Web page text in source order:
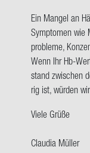
Sprün­
ken
Ein Man­gel an
Sym­pto­men wie
pro­ble­me,
Wenn Ihr Hb-​
stand zwi­schen
rig ist, wür­den
Viele Grüße
Clau­dia Mül­ler